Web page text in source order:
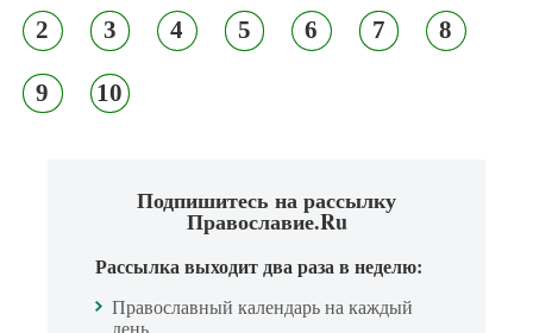
2 3 4 5 6 7 8
9 10
Подпишитесь на рассылку
Православие.Ru
Рассылка выходит два раза в неделю:
Православный календарь на каждый